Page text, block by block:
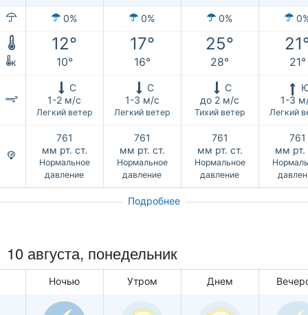
0% 0% 0%
12° 17° 25°
к 10° 16° 28° 21°
С
1-2 м/с
Легкий ветер
С
1-3 м/с
Легкий ветер
С
до 2 м/с
Тихий ветер
1-3
Легкий
761
мм рт. ст.
Нормальное
давление
761
мм рт. ст.
Нормальное
давление
761
мм рт. ст.
Нормальное
давление
761
мм рт.
Подробнее
10 августа, понедельник
Ночью Утром Днем